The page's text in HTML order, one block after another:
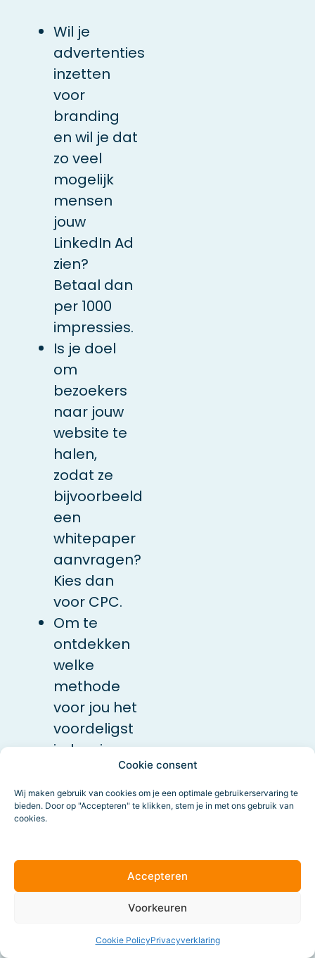
Cookie consent
Wij maken gebruik van cookies om je een optimale gebruikerservaring te
bieden. Door op "Accepteren" te klikken, stem je in met ons gebruik van
cookies.
Accepteren
Voorkeuren
Cookie PolicyPrivacyverklaring
Wil je
advertenties
inzetten
voor
branding
en wil je dat
zo veel
mogelijk
mensen
jouw
LinkedIn Ad
zien?
Betaal dan
per 1000
impressies.
Is je doel
om
bezoekers
naar jouw
website te
halen,
zodat ze
bijvoorbeeld
een
whitepaper
aanvragen?
Kies dan
voor CPC.
Om te
ontdekken
welke
methode
voor jou het
voordeligst
is, kun je
identieke
campagne
lanceren
alleen de
betaalmethode
verschilt.